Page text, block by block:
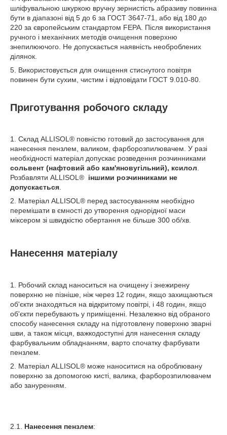
шліфувальною шкуркою вручну зернистість абразиву повинна
бути в діапазоні від 5 до 6 за ГОСТ 3647-71, або від 180 до
220 за європейським стандартом FEPA. Після використання
ручного і механічних методів очищення поверхню
знепилюючого. Не допускається наявність необроблених
ділянок.
5. Використовується для очищення стиснутого повітря
повинен бути сухим, чистим і відповідати ГОСТ 9.010-80.
Приготування робочого складу
1. Склад ALLISOL® повністю готовий до застосування для
нанесення пензлем, валиком, фарборозпилювачем. У разі
необхідності матеріал допускає розведення розчинниками
сольвент (нафтовий або кам'яновугільний), ксилол.
Розбавляти ALLISOL® іншими розчинниками не
допускається.
2. Матеріал ALLISOL® перед застосуванням необхідно
перемішати в ємності до утворення однорідної маси
міксером зі швидкістю обертання не більше 300 об/хв.
Нанесення матеріалу
1. Робочий склад наноситься на очищену і знежирену
поверхню не пізніше, ніж через 12 годин, якщо захищаються
об'єкти знаходяться на відкритому повітрі, і 48 годин, якщо
об'єкти перебувають у приміщенні. Незалежно від обраного
способу нанесення складу на підготовлену поверхню зварні
шви, а також місця, важкодоступні для нанесення складу
фарбувальним обладнанням, варто спочатку фарбувати
пензлем.
2. Матеріал ALLISOL ® може наноситися на оброблювану
поверхню за допомогою кисті, валика, фарборозпилювачем
або зануренням.
2.1. Нанесення пензлем: